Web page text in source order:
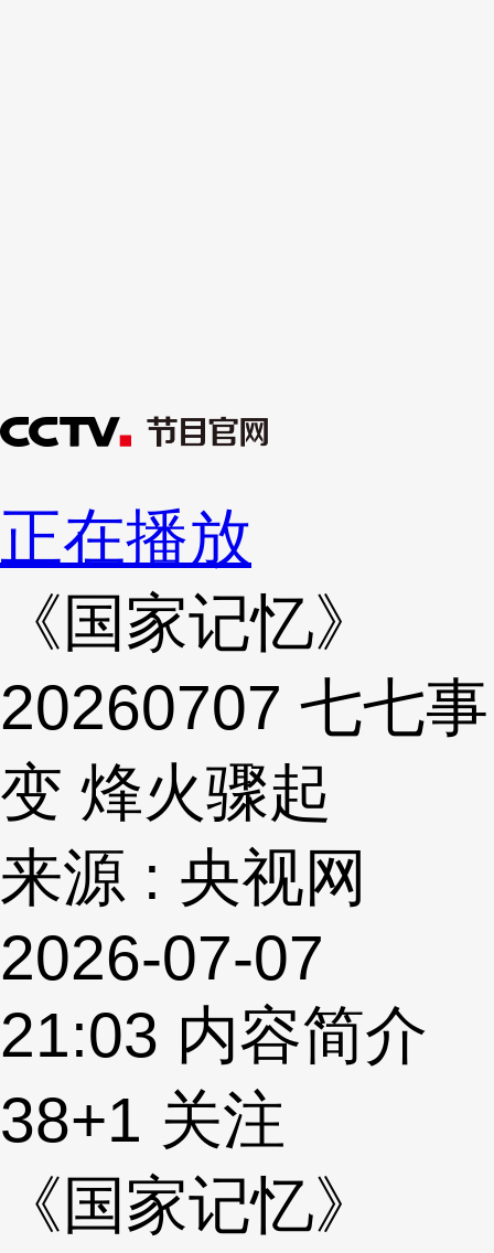
正在播放
《国家记忆》
20260707 七七事
变 烽火骤起
来源 : 央视网
2026-07-07
21:03 内容简介
38+1 关注
《国家记忆》